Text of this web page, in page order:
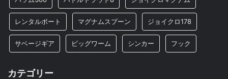
レンタルボート マグナムスプーン ジョイクロ178
サベージギア ビッグワーム シンカー フック
カテゴリー